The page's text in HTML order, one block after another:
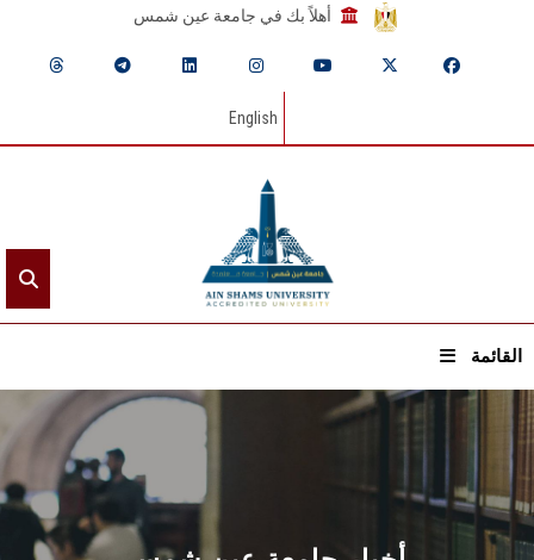
أهلاً بك في جامعة عين شمس
English
القائمة
الرئيسيـة
عن الجامعة
القطاعـات